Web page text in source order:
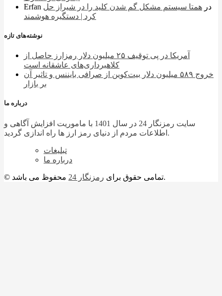
Erfan
در همتا سیستم مشکل گم شدن کلید را در شیراز حل
کرد | دستگیره هوشمند
نوشته‌های تازه
آمریکا در پی توقیف ۲۵ میلیون دلار رمزارز حاصل از
کلاهبرداری‌های عاشقانه است
خروج ۵۸۹ میلیون دلار بیت‌کوین از صرافی بایننس و تاثیر آن
بر بازار
درباره ما
سایت رمزنگار 24 در سال 1401 با ماموریت افزایش آگاهی و
اطلاعات مردم از دنیای رمز ارز ها راه اندازی گردید.
تبلیغات
درباره ما
© تمامی حقوق برای رمزنگار 24 محفوظ می باشد.